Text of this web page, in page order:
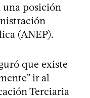
una posición
(ANEP).
que existe
ir al
Terciaria